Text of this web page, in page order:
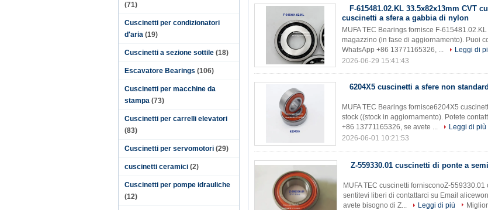
(71)
Cuscinetti per condizionatori
d'aria (19)
Cuscinetti a sezione sottile (18)
Escavatore Bearings (106)
Cuscinetti per macchine da
stampa (73)
Cuscinetti per carrelli elevatori
(83)
Cuscinetti per servomotori (29)
cuscinetti ceramici (2)
Cuscinetti per pompe idrauliche
(12)
F-615481.02.KL 33.5x82x13mm CVT
cuscinetti a sfera a gabbia di nylon
MUFA TEC Bearings fornisce F-
magazzino (in fase di aggiornamento). Puoi
WhatsApp +86 13771165326, ...
Leggi di
2026-06-29 15:41:43
6204X5 cuscinetti a sfere non
MUFA TEC Bearings fornisce6204X5
stock ((stock in aggiornamento). Potete
+86 13771165326, se avete ...
Leggi di più
2026-06-01 10:21:53
Z-559330.01 cuscinetti di ponte a
MUFA TEC cuscinetti fornisconoZ-
sentitevi liberi di contattarci su Email
avete bisogno di Z...
Leggi di più